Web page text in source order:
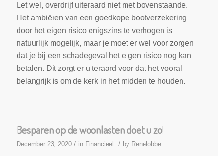
Let wel, overdrijf uiteraard niet met bovenstaande.
Het ambiëren van een goedkope bootverzekering
door het eigen risico enigszins te verhogen is
natuurlijk mogelijk, maar je moet er wel voor zorgen
dat je bij een schadegeval het eigen risico nog kan
betalen. Dit zorgt er uiteraard voor dat het vooral
belangrijk is om de kerk in het midden te houden.
Besparen op de woonlasten doet u zo!
December 23, 2020 / in Financieel / by Renelobbe